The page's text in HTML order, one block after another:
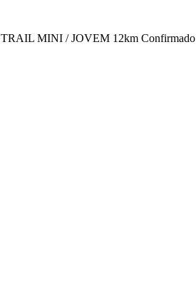
TRAIL MINI / JOVEM 12km Confirmado